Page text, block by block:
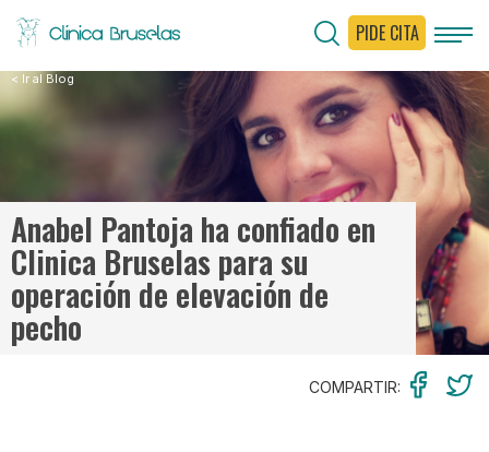
PIDE CITA
< Ir al Blog
Anabel Pantoja ha confiado en
Clinica Bruselas para su
operación de elevación de
pecho
COMPARTIR: